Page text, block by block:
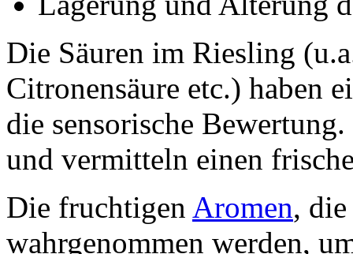
Die Säuren im Riesling
Citronensäure etc.) haben
die sensorische
und vermitteln einen
Die fruchtigen Aromen,
wahrgenommen werden,